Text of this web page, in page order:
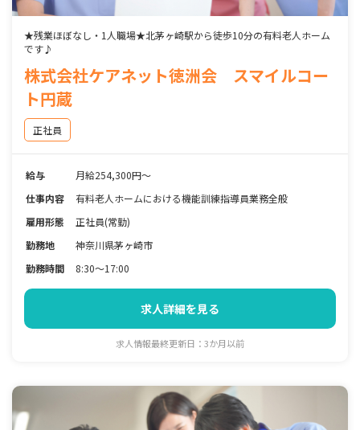
★残業ほぼなし・1人職場★北茅ヶ崎駅から徒歩10分の有料老人ホーム
です♪
株式会社ケアネット徳洲会 スマイルコー
ト円蔵
正社員
給与
月給254,300円～
仕事内容
有料老人ホームにおける機能訓練指導員業務全般
雇用形態
正社員(常勤)
勤務地
神奈川県茅ヶ崎市
勤務時間
8:30～17:00
求人詳細を見る
求人情報最終更新日：3か月以前